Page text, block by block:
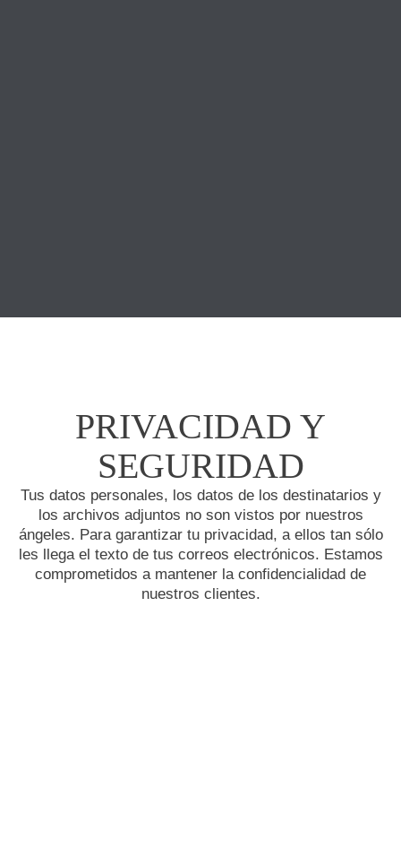
PRIVACIDAD Y
SEGURIDAD
Tus datos personales, los datos de los destinatarios y
los archivos adjuntos no son vistos por nuestros
ángeles. Para garantizar tu privacidad, a ellos tan sólo
les llega el texto de tus correos electrónicos. Estamos
comprometidos a mantener la confidencialidad de
nuestros clientes.